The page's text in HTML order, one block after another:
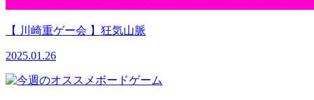
【 川崎重ゲー会 】狂気山脈
2025.01.26